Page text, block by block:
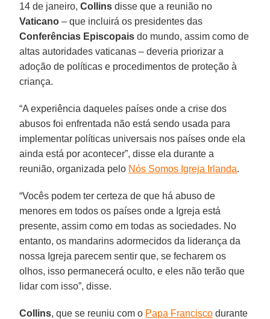
14 de janeiro,Collins disse que a reunião no
Vaticano – que incluirá os presidentes das
Conferências Episcopais do mundo, assim como de
altas autoridades vaticanas – deveria priorizar a
adoção de políticas e procedimentos de proteção à
criança.
“A experiência daqueles países onde a crise dos
abusos foi enfrentada não está sendo usada para
implementar políticas universais nos países onde ela
ainda está por acontecer”, disse ela durante a
reunião, organizada pelo Nós Somos Igreja Irlanda.
“Vocês podem ter certeza de que há abuso de
menores em todos os países onde a Igreja está
presente, assim como em todas as sociedades. No
entanto, os mandarins adormecidos da liderança da
nossa Igreja parecem sentir que, se fecharem os
olhos, isso permanecerá oculto, e eles não terão que
lidar com isso”, disse.
Collins, que se reuniu com o Papa Francisco durante